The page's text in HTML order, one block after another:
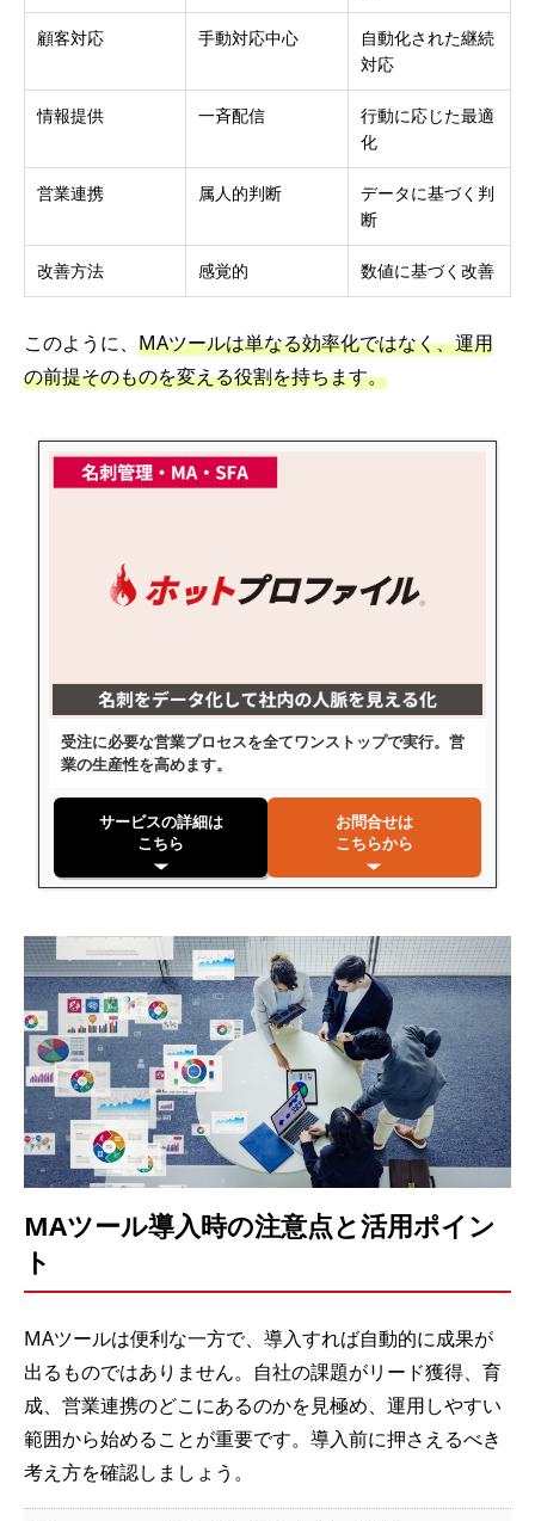
顧客対応 手動対応中心
自動化された継続
対応
情報提供 一斉配信
行動に応じた最適
化
営業連携 属人的判断
データに基づく判
断
改善方法 感覚的 数値に基づく改善
このように、 MAツールは単なる効率化ではなく、運用
の前提そのものを変える役割を持ちます。
受注に必要な営業プロセスを全てワンストップで実行。営
業の生産性を高めます。
サービスの詳細は
こちら
お問合せは
こちらから
MAツール導入時の注意点と活用ポイン
ト
MAツールは便利な一方で、導入すれば自動的に成果が
出るものではありません。自社の課題がリード獲得、育
成、営業連携のどこにあるのかを見極め、運用しやすい
範囲から始めることが重要です。導入前に押さえるべき
考え方を確認しましょう。